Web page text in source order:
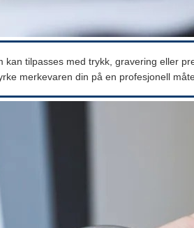
kan tilpasses med trykk, gravering eller
merkevaren din på en profesjonell